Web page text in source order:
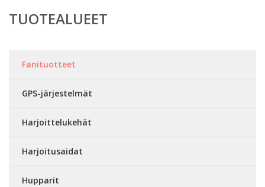
TUOTEALUEET
Fanituotteet
GPS-järjestelmät
Harjoittelukehät
Harjoitusaidat
Hupparit